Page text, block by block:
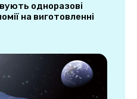
одноразові
на виготовленні